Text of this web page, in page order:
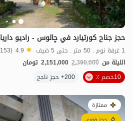
حجز جناح كورتيارد في چالوس - راديو داريا
1 غرفة نوم . 50 متر . حتى 5 ضيف 4.9 (153 تعليق)
الليلة من 2,390,000
2,151,000 تومان
10خصم ٪
200+ حجز ناجح
ممتازة